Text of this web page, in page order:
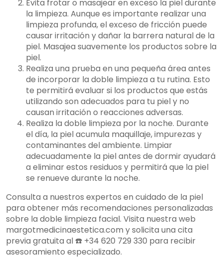
Evita frotar o masajear en exceso la piel durante
la limpieza. Aunque es importante realizar una
limpieza profunda, el exceso de fricción puede
causar irritación y dañar la barrera natural de la
piel. Masajea suavemente los productos sobre la
piel.
Realiza una prueba en una pequeña área antes
de incorporar la doble limpieza a tu rutina. Esto
te permitirá evaluar si los productos que estás
utilizando son adecuados para tu piel y no
causan irritación o reacciones adversas.
Realiza la doble limpieza por la noche. Durante
el día, la piel acumula maquillaje, impurezas y
contaminantes del ambiente. Limpiar
adecuadamente la piel antes de dormir ayudará
a eliminar estos residuos y permitirá que la piel
se renueve durante la noche.
Consulta a nuestros expertos en cuidado de la piel
para obtener más recomendaciones personalizadas
sobre la doble limpieza facial. Visita nuestra web
margotmedicinaestetica.com y solicita una cita
previa gratuita al ☎️ +34 620 729 330 para recibir
asesoramiento especializado.